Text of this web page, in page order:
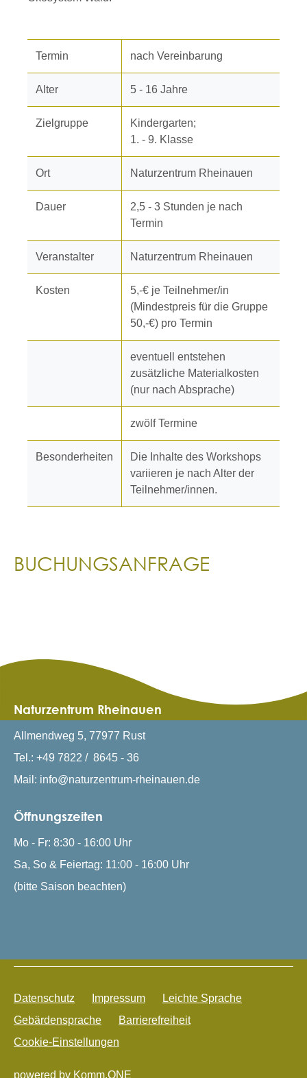
Termin nach Vereinbarung
Alter 5 - 16 Jahre
Zielgruppe
Kindergarten;
1. - 9. Klasse
Ort Naturzentrum Rheinauen
Dauer
2,5 - 3 Stunden je nach
Termin
Veranstalter Naturzentrum Rheinauen
Kosten
5,-€ je Teilnehmer/in
(Mindestpreis für die Gruppe
50,-€) pro Termin
eventuell entstehen
zusätzliche Materialkosten
(nur nach Absprache)
zwölf Termine
Besonderheiten
Die Inhalte des Workshops
variieren je nach Alter der
Teilnehmer/innen.
BUCHUNGSANFRAGE
Naturzentrum Rheinauen
Allmendweg 5, 77977 Rust
Tel.: +49 7822 / 8645 - 36
Mail: info@naturzentrum-rheinauen.de
Öffnungszeiten
Mo - Fr: 8:30 - 16:00 Uhr
Sa, So & Feiertag: 11:00 - 16:00 Uhr
(bitte Saison beachten)
Datenschutz Impressum
Leichte Sprache
Gebärdensprache
Barrierefreiheit
Cookie-Einstellungen
powered by Komm.ONE